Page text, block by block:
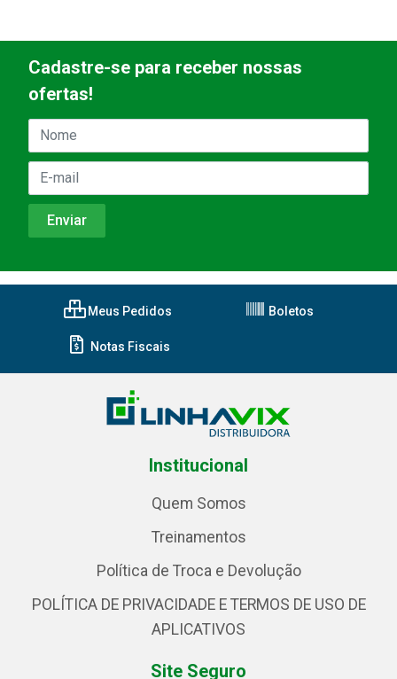
Cadastre-se para receber nossas
ofertas!
Meus Pedidos Boletos
Notas Fiscais
Institucional
Quem Somos
Treinamentos
Política de Troca e Devolução
POLÍTICA DE PRIVACIDADE E TERMOS DE USO DE
APLICATIVOS
Site Seguro